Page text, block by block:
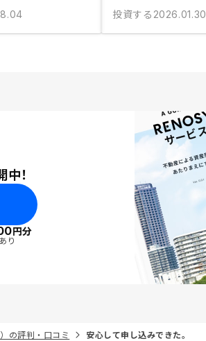
投資する 2026.01.30
！
円分
り
の評判・口コミ 安心して申し込みできた。